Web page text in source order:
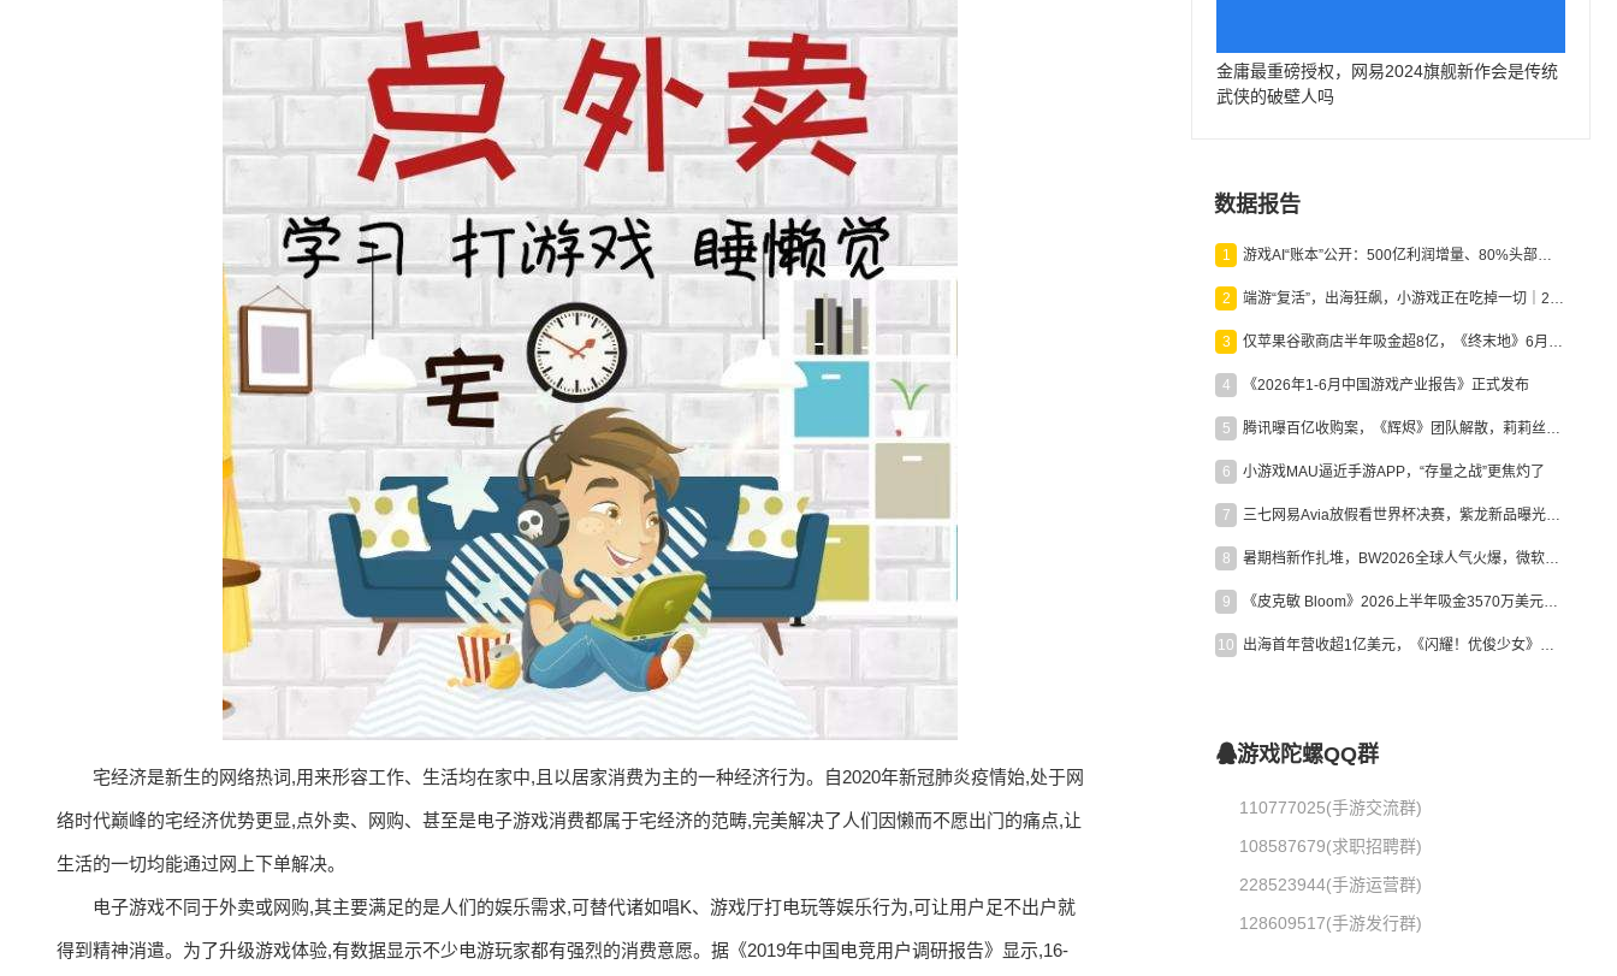
宅经济是新生的网络热词,用来形容工作、生活均在家中,且以居家消费为主的一种经济行为。自2020年新冠肺炎疫情始,处于网
络时代巅峰的宅经济优势更显,点外卖、网购、甚至是电子游戏消费都属于宅经济的范畴,完美解决了人们因懒而不愿出门的痛点,让
生活的一切均能通过网上下单解决。
电子游戏不同于外卖或网购,其主要满足的是人们的娱乐需求,可替代诸如唱K、游戏厅打电玩等娱乐行为,可让用户足不出户就
得到精神消遣。为了升级游戏体验,有数据显示不少电游玩家都有强烈的消费意愿。据《2019年中国电竞用户调研报告》显示,16-
金庸最重磅授权，网易2024旗舰新作会是传统
武侠的破壁人吗
数据报告
1 游戏AI“账本”公开：500亿利润增量、80%头部入局，谁在闷声发财？
2 端游“复活”，出海狂飙，小游戏正在吃掉一切｜2026上半年产业报告
3 仅苹果谷歌商店半年吸金超8亿，《终末地》6月份收入显著回暖
4 《2026年1-6月中国游戏产业报告》正式发布
5 腾讯曝百亿收购案，《辉烬》团队解散，莉莉丝新作曝光｜陀螺周报
6 小游戏MAU逼近手游APP，“存量之战”更焦灼了
7 三七网易Avia放假看世界杯决赛，紫龙新品曝光，米哈游新作上线 | 陀螺周报
8 暑期档新作扎堆，BW2026全球人气火爆，微软XBOX大裁员|陀螺周报
9 《皮克敏 Bloom》2026上半年吸金3570万美元，中国台湾成最大市场
10 出海首年营收超1亿美元，《闪耀！优俊少女》美国市场占比达七成
游戏陀螺QQ群
110777025(手游交流群)
108587679(求职招聘群)
228523944(手游运营群)
128609517(手游发行群)